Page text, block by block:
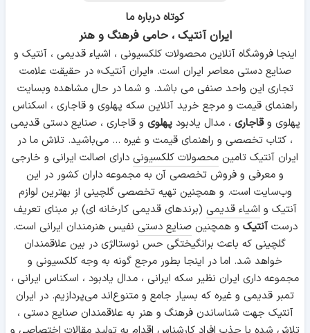
کوتاه درباره ما
ایران آنتیک ، حامی فرهنگ و هنر
اینجا فروشگاه آنلاین محصولات کلکسیونی ، اشیاء قدیمی ، آنتیک و
صنایع دستی معاصر ایران است. «ایران آنتیک» در حقیقت علامت
تجاری این واحد صنفی می باشد. و شما در حال مشاهده وبسایت
راهنمای قیمت و مرجع خرید آنلاین سکه پهلوی و قاجاری ، اسکناس
پهلوی وقاجاری ، مدال یادبودپهلوی و قاجاری ، صنایع دستی قدیمی
، کتاب تخصصی و راهنمای قیمت و غیره ... می‌باشید. تلاش ما در
ایران آنتیک تامین محصولات کلکسیونی دارای اصالت ایرانی و خارجی
و معرفی و فروش تخصصی آن به مجموعه داران کشور در این
وب‌سایت است. و همچنین تهیه تخصصی گلچینی از بهترین لوازم
آنتیک و اشیاء قدیمی (برندهای قدیمی کارخانه ای) بر مبنای تعریف
درستآنتیک و همچنینصنایع دستی نفیس هنرمندان ایرانی است.
گلچینی که باعث برانگیختگی حس نوستالژی در بین علاقمندان
خواهد شد. اما در اینجا بطور مرجع گونه به وجه کلکسیونی و
مجموعه داری ایران نظیر سکه ایرانی ، مدال یادبود ، اسکناس ایرانی ،
تمبر قدیمی و غیره که بسیار جامع و متنوع‌اند می‌پردازیم. در ایران
آنتیک جهت شناساندن فرهنگ و هنر به علاقمندان صنایع دستی ،